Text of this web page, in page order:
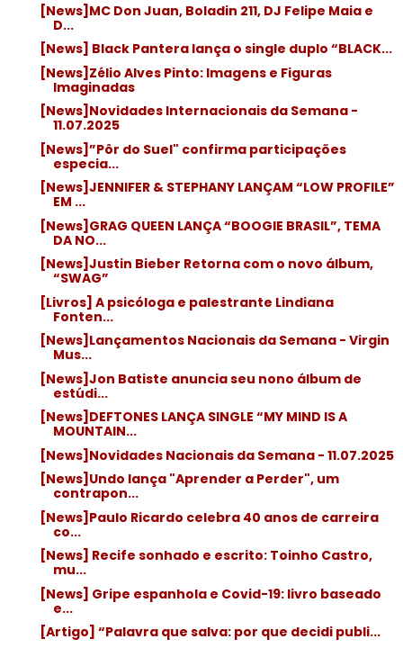
[News]MC Don Juan, Boladin 211, DJ Felipe Maia e
D...
[News] Black Pantera lança o single duplo “BLACK...
[News]Zélio Alves Pinto: Imagens e Figuras
Imaginadas
[News]Novidades Internacionais da Semana -
11.07.2025
[News]”Pôr do Suel" confirma participações
especia...
[News]JENNIFER & STEPHANY LANÇAM “LOW PROFILE”
EM ...
[News]GRAG QUEEN LANÇA “BOOGIE BRASIL”, TEMA
DA NO...
[News]Justin Bieber Retorna com o novo álbum,
“SWAG”
[Livros] A psicóloga e palestrante Lindiana
Fonten...
[News]Lançamentos Nacionais da Semana - Virgin
Mus...
[News]Jon Batiste anuncia seu nono álbum de
estúdi...
[News]DEFTONES LANÇA SINGLE “MY MIND IS A
MOUNTAIN...
[News]Novidades Nacionais da Semana - 11.07.2025
[News]Undo lança "Aprender a Perder", um
contrapon...
[News]Paulo Ricardo celebra 40 anos de carreira
co...
[News] Recife sonhado e escrito: Toinho Castro,
mu...
[News] Gripe espanhola e Covid-19: livro baseado
e...
[Artigo] “Palavra que salva: por que decidi publi...